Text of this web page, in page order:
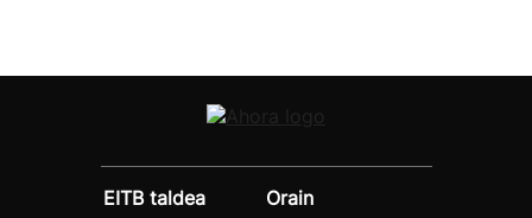
EITB taldea
Orain